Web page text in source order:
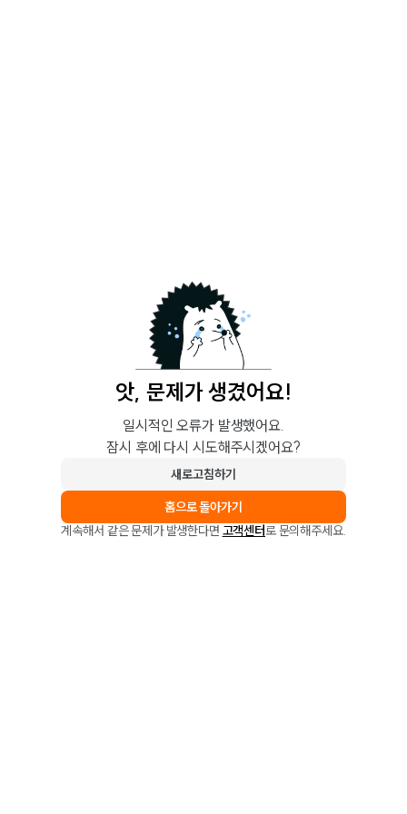
앗, 문제가 생겼어요!
일시적인 오류가 발생했어요.
잠시 후에 다시 시도해주시겠어요?
새로고침하기
홈으로 돌아가기
계속해서 같은 문제가 발생한다면 고객센터로 문의해주세요.